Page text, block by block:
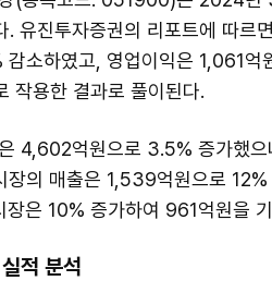
. 유진투자증권의 리포트에 따
감소하였고, 영업이익은 1,061
작용한 결과로 풀이된다.
4,602억원으로 3.5% 증가했
장의 매출은 1,539억원으로
장은 10% 증가하여 961억원을
적 분석